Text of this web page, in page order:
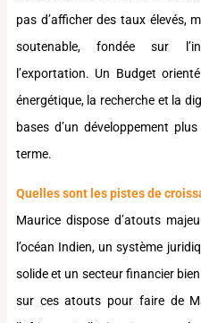
pas d’afficher des taux élevés,
soutenable, fondée sur
l’exportation. Un Budget
énergétique, la recherche et la
bases d’un développement
terme.
Quelles sont les pistes de
Maurice dispose d’atouts
l’océan Indien, un système
solide et un secteur financier
sur ces atouts pour faire de